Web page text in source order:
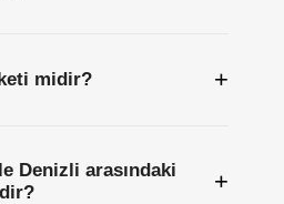
midir? +
Denizli arasındaki
+